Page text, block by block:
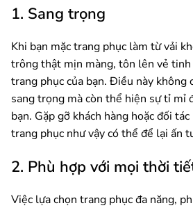
1. Sang trọng
Khi bạn mặc trang phục làm từ vải
trông thật mịn màng, tôn lên vẻ
trang phục của bạn. Điều này không
sang trọng mà còn thể hiện sự tỉ mỉ
bạn. Gặp gỡ khách hàng hoặc đối
trang phục như vậy có thể để lại ấn
2. Phù hợp với mọi thời
Việc lựa chọn trang phục đa năng,